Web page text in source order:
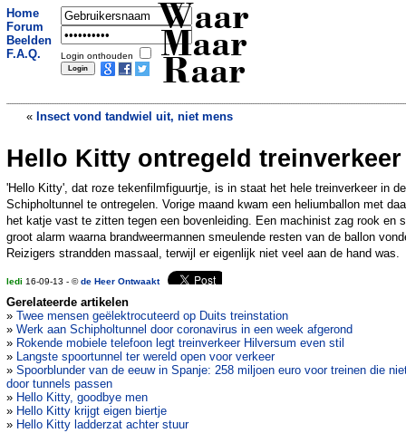
Home
Forum
Beelden
F.A.Q.
Login onthouden
Waar
Maar
Raar
« Insect vond tandwiel uit, niet mens
Terminale weldoenster»
Hello Kitty ontregeld treinverkeer
'Hello Kitty', dat roze tekenfilmfiguurtje, is in staat het hele treinverkeer in de
Schipholtunnel te ontregelen. Vorige maand kwam een heliumballon met
het katje vast te zitten tegen een bovenleiding. Een machinist zag rook en
groot alarm waarna brandweermannen smeulende resten van de ballon
Reizigers strandden massaal, terwijl er eigenlijk niet veel aan de hand was.
ledi 16-09-13 - ©de Heer Ontwaakt
Gerelateerde artikelen
» Twee mensen geëlektrocuteerd op Duits treinstation
» Werk aan Schipholtunnel door coronavirus in een week afgerond
» Rokende mobiele telefoon legt treinverkeer Hilversum even stil
» Langste spoortunnel ter wereld open voor verkeer
» Spoorblunder van de eeuw in Spanje: 258 miljoen euro voor treinen die
door tunnels passen
» Hello Kitty, goodbye men
» Hello Kitty krijgt eigen biertje
» Hello Kitty ladderzat achter stuur